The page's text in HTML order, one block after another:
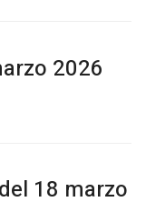
2026
18 marzo